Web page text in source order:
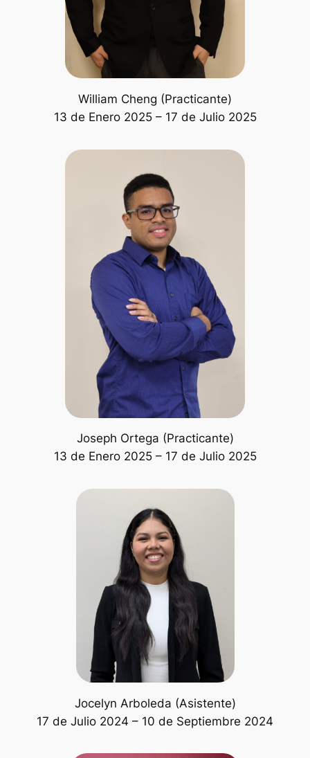
William Cheng (Practicante)
13 de Enero 2025 – 17 de Julio 2025
Joseph Ortega (Practicante)
13 de Enero 2025 – 17 de Julio 2025
Jocelyn Arboleda (Asistente)
17 de Julio 2024 – 10 de Septiembre 2024